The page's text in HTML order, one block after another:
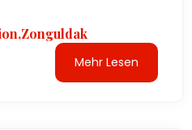
Mehr Lesen